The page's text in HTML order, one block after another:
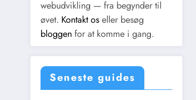
webudvikling — fra begynder til
øvet. Kontakt oseller besøg
bloggen for at komme i gang.
Seneste guides